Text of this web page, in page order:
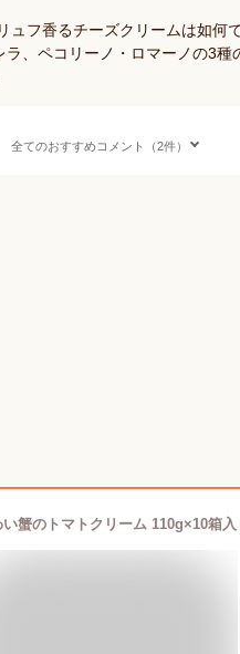
ュフ香るチーズクリームは如何
、ペコリーノ・ロマーノの3種
全てのおすすめコメント（2件）